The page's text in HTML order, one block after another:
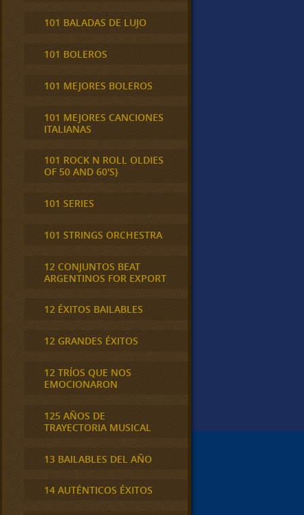
101 BALADAS DE LUJO
101 BOLEROS
101 MEJORES BOLEROS
101 MEJORES CANCIONES
ITALIANAS
101 ROCK N ROLL OLDIES
OF 50 AND 60'S}
101 SERIES
101 STRINGS ORCHESTRA
12 CONJUNTOS BEAT
ARGENTINOS FOR EXPORT
12 ÉXITOS BAILABLES
12 GRANDES ÉXITOS
12 TRÍOS QUE NOS
EMOCIONARON
125 AÑOS DE
TRAYECTORIA MUSICAL
13 BAILABLES DEL AÑO
14 AUTÉNTICOS ÉXITOS